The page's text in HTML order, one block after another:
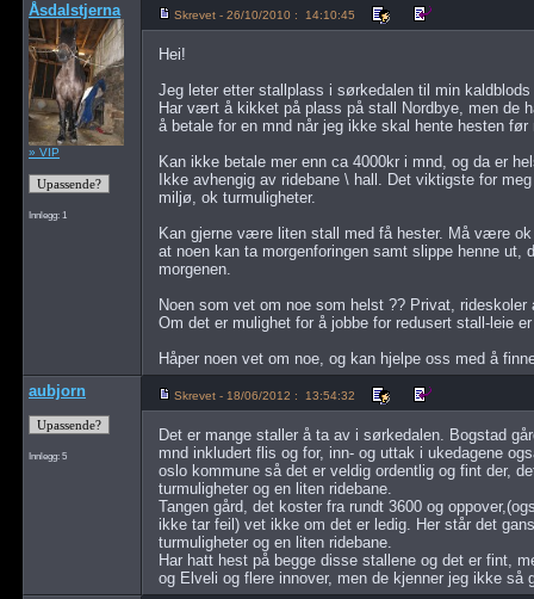
Åsdalstjerna
» VIP
Innlegg: 1
Skrevet - 26/10/2010 : 14:10:45
Hei!
Jeg leter etter stallplass i sørkedalen til min kaldblods
Har vært å kikket på plass på stall Nordbye, men de
å betale for en mnd når jeg ikke skal hente hesten
Kan ikke betale mer enn ca 4000kr i mnd, og da er
Ikke avhengig av ridebane \ hall. Det viktigste for
miljø, ok turmuligheter.
Kan gjerne være liten stall med få hester. Må være
at noen kan ta morgenforingen samt slippe henne ut,
morgenen.
Noen som vet om noe som helst ?? Privat, rideskoler
Om det er mulighet for å jobbe for redusert stall-leie
Håper noen vet om noe, og kan hjelpe oss med å
aubjorn
Innlegg: 5
Skrevet - 18/06/2012 : 13:54:32
Det er mange staller å ta av i sørkedalen. Bogstad
mnd inkludert flis og for, inn- og uttak i ukedagene
oslo kommune så det er veldig ordentlig og fint der,
turmuligheter og en liten ridebane.
Tangen gård, det koster fra rundt 3600 og
ikke tar feil) vet ikke om det er ledig. Her står det
turmuligheter og en liten ridebane.
Har hatt hest på begge disse stallene og det er fint,
og Elveli og flere innover, men de kjenner jeg ikke